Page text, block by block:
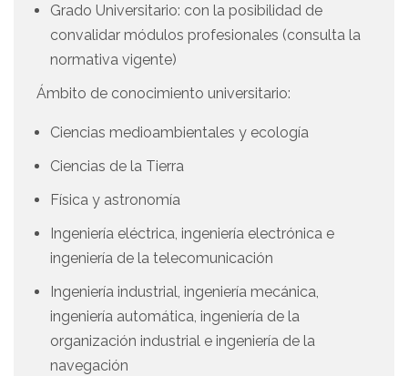
Grado Universitario: con la posibilidad de
convalidar módulos profesionales (consulta la
normativa vigente)
Ámbito de conocimiento universitario:
Ciencias medioambientales y ecología
Ciencias de la Tierra
Física y astronomía
Ingeniería eléctrica, ingeniería electrónica e
ingeniería de la telecomunicación
Ingeniería industrial, ingeniería mecánica,
ingeniería automática, ingeniería de la
organización industrial e ingeniería de la
navegación